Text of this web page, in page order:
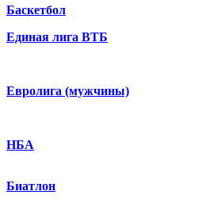
Баскетбол
Единая лига ВТБ
Евролига (мужчины)
НБА
Биатлон